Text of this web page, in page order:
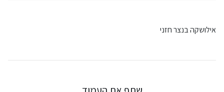
אילושקה בנצר חזני